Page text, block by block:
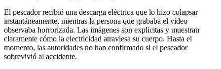
El pescador recibió una descarga eléctrica que lo hizo colapsar
instantáneamente, mientras la persona que grababa el video
observaba horrorizada. Las imágenes son explícitas y muestran
claramente cómo la electricidad atraviesa su cuerpo. Hasta el
momento, las autoridades no han confirmado si el pescador
sobrevivió al accidente.